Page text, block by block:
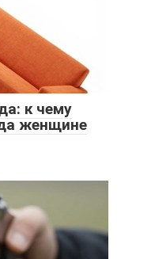
к чему
женщине